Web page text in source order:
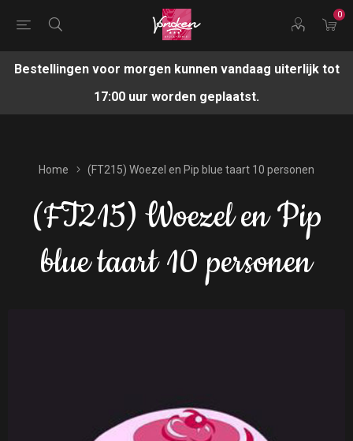
0
Bestellingen voor morgen kunnen vandaag uiterlijk tot
17:00 uur worden geplaatst.
Home (FT215) Woezel en Pip blue taart 10 personen
(FT215) Woezel en Pip
blue taart 10 personen